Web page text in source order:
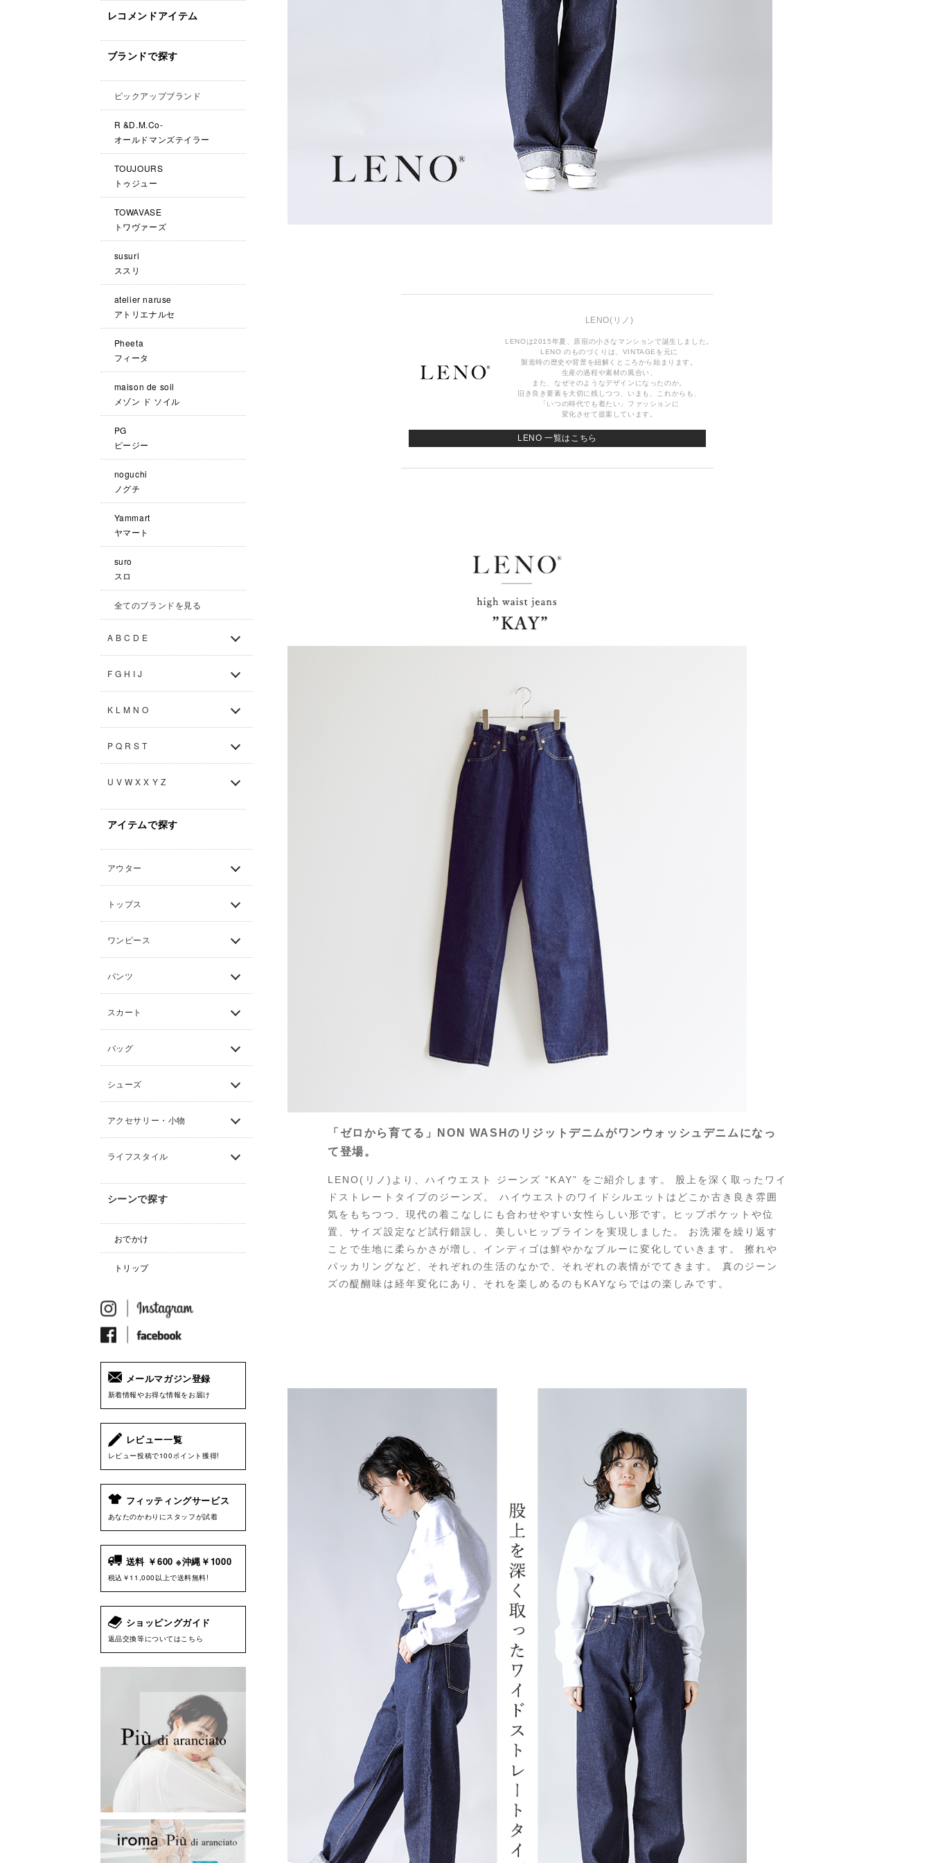
レコメンドアイテム
ブランドで探す
ピックアップブランド
R &D.M.Co-
オールドマンズテイラー
TOUJOURS
トゥジュー
TOWAVASE
トワヴァーズ
susuri
ススリ
atelier naruse
アトリエナルセ
Pheeta
フィータ
maison de soil
メゾン ド ソイル
PG
ピージー
noguchi
ノグチ
Yammart
ヤマート
suro
スロ
全てのブランドを見る
A B C D E
F G H I J
K L M N O
P Q R S T
U V W X X Y Z
アイテムで探す
アウター
トップス
ワンピース
パンツ
スカート
バッグ
シューズ
アクセサリー・小物
ライフスタイル
シーンで探す
おでかけ
トリップ
メールマガジン登録
新着情報やお得な情報をお届け
レビュー一覧
レビュー投稿で100ポイント獲得!
フィッティングサービス
あなたのかわりにスタッフが試着
送料 ￥600 ※沖縄￥1000
税込￥11,000以上で送料無料!
ショッピングガイド
返品交換等についてはこちら
LENO(リノ)
LENOは2015年夏、原宿の小さなマンションで誕生しました。
LENO のものづくりは、VINTAGEを元に
製造時の歴史や背景を紐解くところから始まります。
生産の過程や素材の風合い、
また、なぜそのようなデザインになったのか。
旧き良き要素を大切に残しつつ、いまも、これからも、
「いつの時代でも着たい」ファッションに
変化させて提案しています。
LENO 一覧はこちら
「ゼロから育てる」NON WASHのリジットデニムがワンウォッシュデニムになっ
て登場。
LENO(リノ)より、ハイウエスト ジーンズ “KAY” をご紹介します。 股上を深く取ったワイ
ドストレートタイプのジーンズ。 ハイウエストのワイドシルエットはどこか古き良き雰囲
気をもちつつ、現代の着こなしにも合わせやすい女性らしい形です。ヒップポケットや位
置、サイズ設定など試行錯誤し、美しいヒップラインを実現しました。 お洗濯を繰り返す
ことで生地に柔らかさが増し、インディゴは鮮やかなブルーに変化していきます。 擦れや
パッカリングなど、それぞれの生活のなかで、それぞれの表情がでてきます。 真のジーン
ズの醍醐味は経年変化にあり、それを楽しめるのもKAYならではの楽しみです。